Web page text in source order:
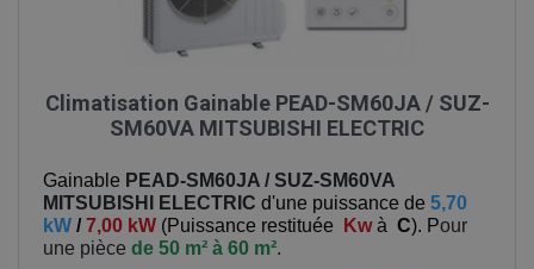
Climatisation Gainable PEAD-SM60JA / SUZ-
SM60VA MITSUBISHI ELECTRIC
Gainable PEAD-SM60JA / SUZ-SM60VA
MITSUBISHI ELECTRIC d'une puissance de 5,70
kW /7,00 kW (Puissance restituée Kwà C). Pour
une pièce de 50 m² à 60 m².